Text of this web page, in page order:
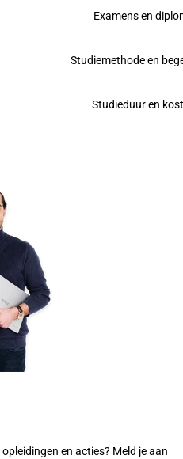
Examens en
Studiemethode en
Studieduur en
en acties? Meld je aan